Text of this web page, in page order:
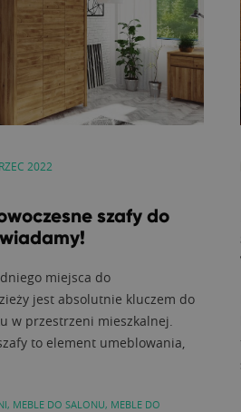
2022
szafy do
miejsca do
jest absolutnie kluczem do
w przestrzeni mieszkalnej.
to element umeblowania,
, MEBLE DO SALONU, MEBLE DO